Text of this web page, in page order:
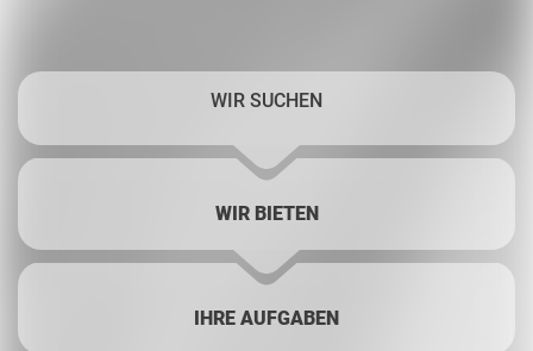
WIR SUCHEN
WIR BIETEN
IHRE AUFGABEN